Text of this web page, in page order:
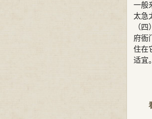
一般
太急
（
府衙
住在
适宜。